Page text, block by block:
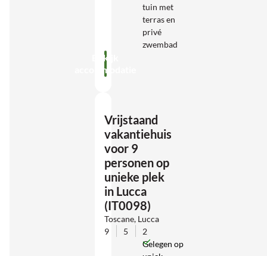
tuin met
terras en
privé
zwembad
Bekijk
accommodatie
Vrijstaand
vakantiehuis
voor 9
personen op
unieke plek
in Lucca
(IT0098)
Toscane, Lucca
9
5
2
Gelegen op